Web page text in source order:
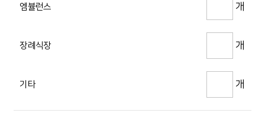
엠뷸런스 개
장례식장 개
기타 개